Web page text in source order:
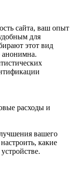
сайта, ваш опыт
для
этот вид
анонимна.
расходы и
вашего
какие